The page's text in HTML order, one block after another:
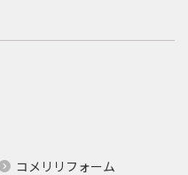
コメリリフォーム